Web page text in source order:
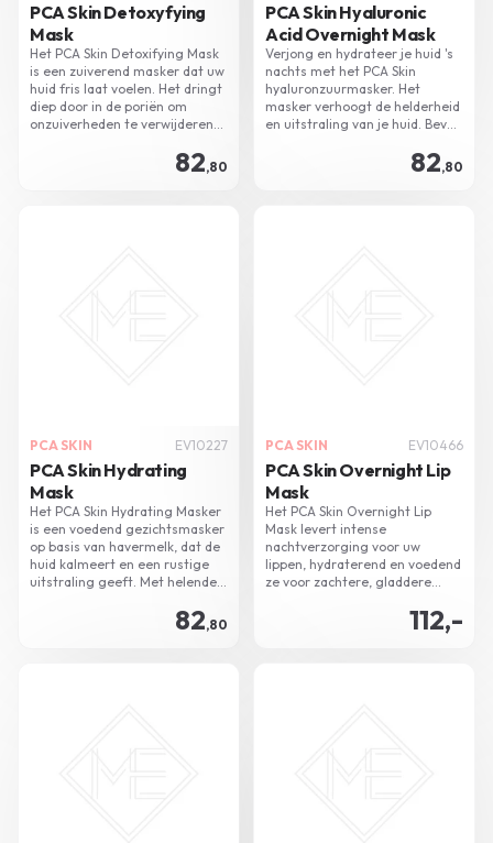
PCA Skin Detoxyfying
Mask
Het PCA Skin Detoxifying Mask
is een zuiverend masker dat uw
huid fris laat voelen. Het dringt
diep door in de poriën om
onzuiverheden te verwijderen
82,80
PCA Skin Hyaluronic
Acid Overnight Mask
Verjong en hydrateer je huid 's
nachts met het PCA Skin
hyaluronzuurmasker. Het
masker verhoogt de helderheid
en uitstraling van je huid. Bevat
diepe, rustgevende slaap.82,80
PCA SKIN EV10227
PCA Skin Hydrating
Mask
Het PCA Skin Hydrating Masker
is een voedend gezichtsmasker
op basis van havermelk, dat de
huid kalmeert en een rustige
uitstraling geeft. Met helende
vitamines versterkt het de
huidbarrière en vermindert het
82,80
PCA SKIN EV10466
PCA Skin Overnight Lip
Mask
Het PCA Skin Overnight Lip
Mask levert intense
nachtverzorging voor uw
lippen, hydraterend en voedend
ze voor zachtere, gladdere
112,-